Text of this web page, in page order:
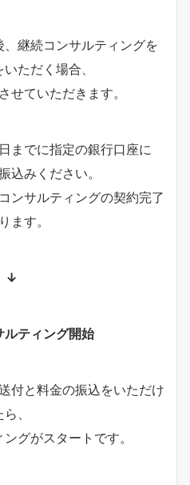
継続コンサルティングを
ただく場合、
せていただきます。
までに指定の銀行口座に
込みください。
ンサルティングの契約完了
ます。
↓
ティング開始
付と料金の振込をいただけ
ら、
グがスタートです。